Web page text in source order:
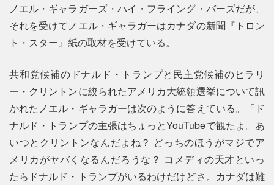
ノエル・ギャラガーズ・ハイ・フライング・バーズだが、
それを受けてノエル・ギャラガーはカナダの新聞『トロン
ト・スター』紙の取材を受けている。
共和党候補のドナルド・トランプと民主党候補のヒラリ
ー・クリントンに絞られたアメリカ大統領選挙について訊
かれたノエル・ギャラガーは次のように答えている。「ド
ナルド・トランプの主張はちょっとYouTubeで観たよ。あ
いつとクリントンなんだよね？ どっちのほうがマジでア
メリカがヤバくなるんだろうな？ コメディの天才といっ
たらドナルド・トランプがいるわけだけどさ。カナダは難